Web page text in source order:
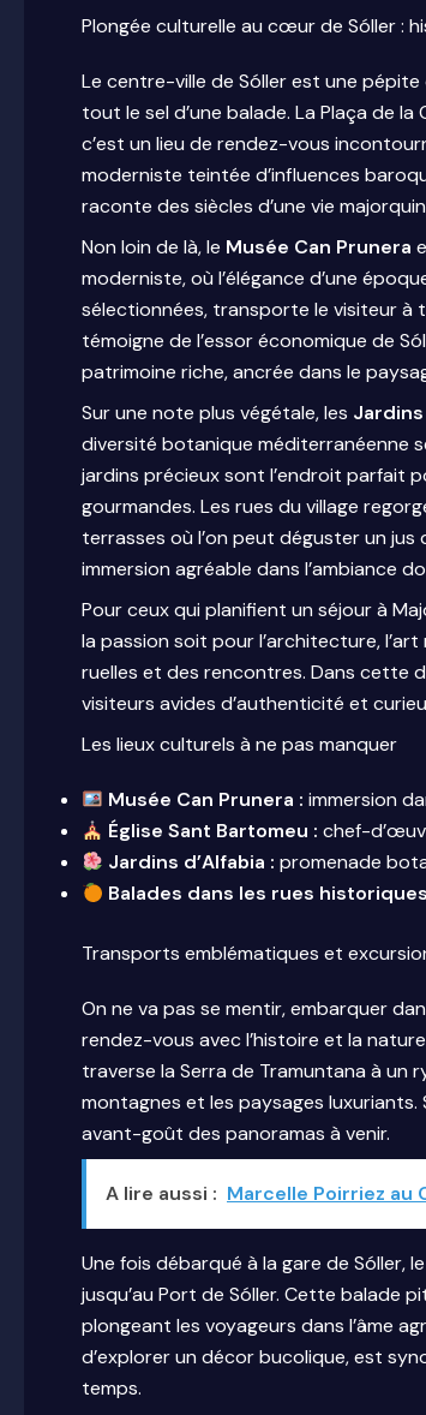
Plongée culturelle au cœur de Sóller :
Le centre-ville de Sóller est une
tout le sel d’une balade. La Plaça de
c’est un lieu de rendez-vous
moderniste teintée d’influences
raconte des siècles d’une vie
Non loin de là, le Musée Can Prunera
moderniste, où l’élégance d’une
sélectionnées, transporte le visiteur à
témoigne de l’essor économique de
patrimoine riche, ancrée dans le
Sur une note plus végétale, les Jardins
diversité botanique méditerranéenne
jardins précieux sont l’endroit parfait
gourmandes. Les rues du village
terrasses où l’on peut déguster un
immersion agréable dans l’ambiance
Pour ceux qui planifient un séjour à
la passion soit pour l’architecture,
ruelles et des rencontres. Dans cette
visiteurs avides d’authenticité et
Les lieux culturels à ne pas manquer
Musée Can Prunera : immersion
Église Sant Bartomeu : chef-
Jardins d’Alfabia : promenade
Balades dans les rues
Transports emblématiques et
On ne va pas se mentir, embarquer
rendez-vous avec l’histoire et la
traverse la Serra de Tramuntana à un
montagnes et les paysages
avant-goût des panoramas à venir.
A lire aussi : Marcelle Poirriez au
Une fois débarqué à la gare de Sóller, le
jusqu’au Port de Sóller. Cette balade
plongeant les voyageurs dans l’âme
d’explorer un décor bucolique, est
temps.